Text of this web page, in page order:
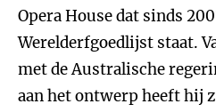
Opera House dat sinds
Werelderfgoedlijst staat.
met de Australische
aan het ontwerp heeft hij